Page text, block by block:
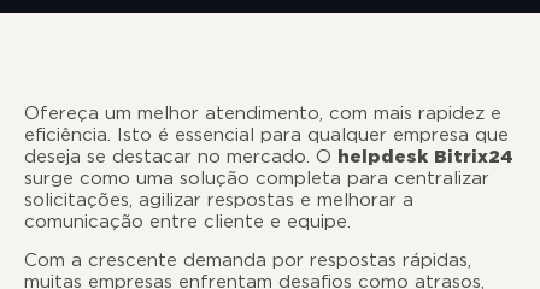
Ofereça um melhor atendimento, com mais rapidez e
eficiência. Isto é essencial para qualquer empresa que
deseja se destacar no mercado. O helpdesk Bitrix24
surge como uma solução completa para centralizar
solicitações, agilizar respostas e melhorar a
comunicação entre cliente e equipe.
Com a crescente demanda por respostas rápidas,
muitas empresas enfrentam desafios como atrasos,